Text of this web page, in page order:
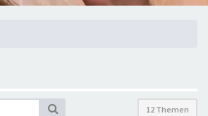
12 Themen